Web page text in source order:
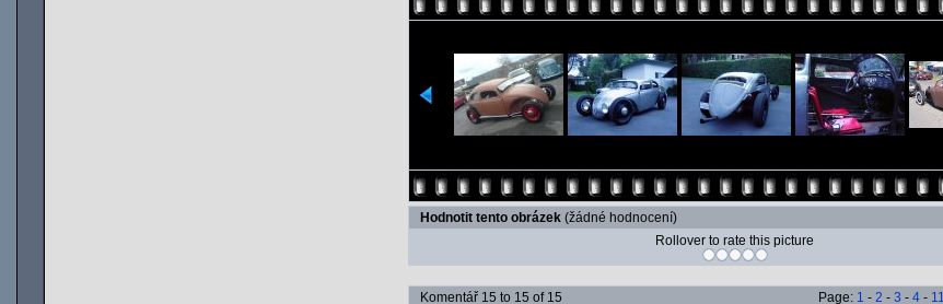
Hodnotit tento obrázek (žádné hodnocení)
Rollover to rate this picture
Komentář 15 to 15 of 15 Page: 1 - 2 - 3 - 4 - 11